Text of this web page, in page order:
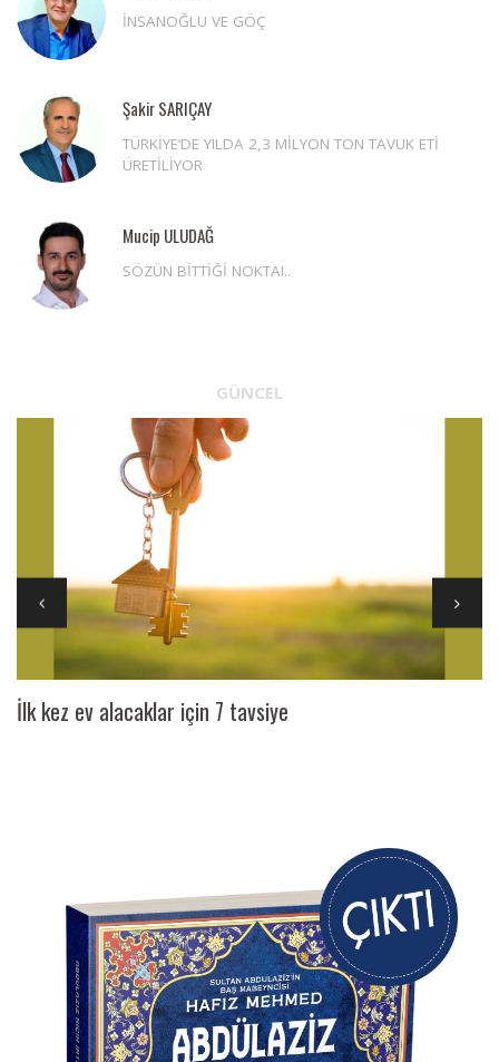
İNSANOĞLU VE GÖÇ
Şakir SARIÇAY
TÜRKİYE’DE YILDA 2,3 MİLYON TON TAVUK ETİ
ÜRETİLİYOR
Mucip ULUDAĞ
SÖZÜN BİTTİĞİ NOKTA!..
GÜNCEL
İlk kez ev alacaklar için 7 tavsiye